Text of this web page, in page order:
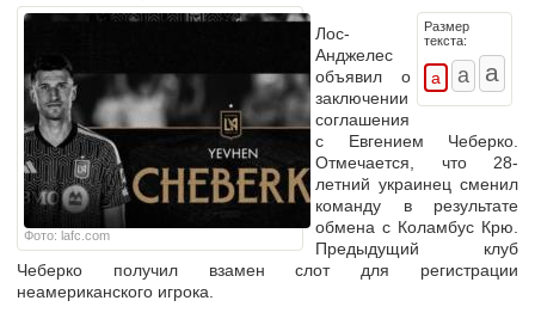
Фото: lafc.com
Размер
текста:
Лос-
Анджелес
объявил о
заключении
соглашения
с Евгением Чеберко.
Отмечается, что 28-
летний украинец сменил
команду в результате
обмена с Коламбус Крю.
Предыдущий клуб
Чеберко получил взамен слот для регистрации
неамериканского игрока.